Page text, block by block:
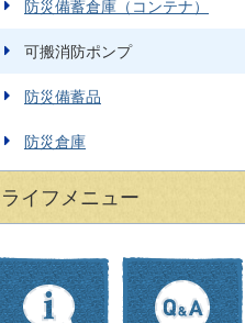
防災備蓄倉庫（コンテナ）
可搬消防ポンプ
防災備蓄品
防災倉庫
ライフメニュー